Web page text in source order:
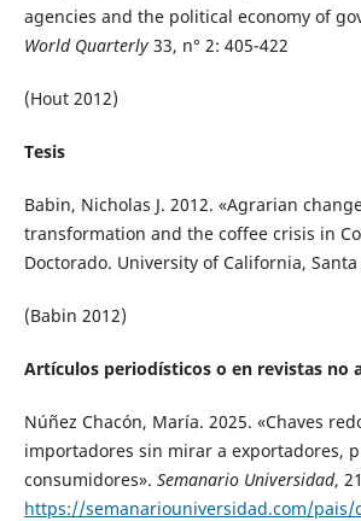
agencies and the political economy of
World Quarterly 33, n° 2: 405-422
(Hout 2012)
Tesis
Babin, Nicholas J. 2012. «Agrarian
transformation and the coffee crisis in
Doctorado. University of California, Santa
(Babin 2012)
Artículos periodísticos o en revistas no
Núñez Chacón, María. 2025. «Chaves
importadores sin mirar a exportadores,
consumidores». Semanario Universidad,
https://semanariouniversidad.com/pais/